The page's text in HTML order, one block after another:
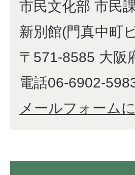
市民文化部 市民
新別館(門真中町
〒571-8585 大阪
電話06-6902-
メールフォーム